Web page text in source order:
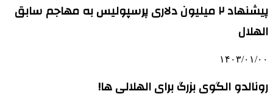
پیشنهاد ۲ میلیون دلاری پرسپولیس به مهاجم سابق
الهلال
۱۴۰۳/۰۱/۰۰
رونالدو الگوی بزرگ برای الهلالی ها!